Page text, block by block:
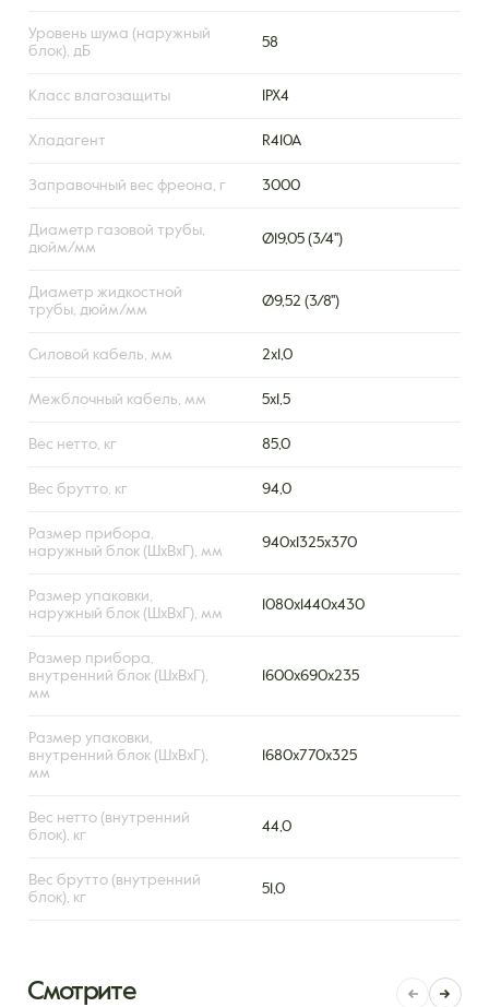
Уровень шума (наружный
блок), дБ
58
Класс влагозащиты IPX4
Хладагент R410A
Заправочный вес фреона, г 3000
Диаметр газовой трубы,
дюйм/мм
Ø19,05 (3/4'')
Диаметр жидкостной
трубы, дюйм/мм
Ø9,52 (3/8'')
Силовой кабель, мм 2х1,0
Межблочный кабель, мм 5х1,5
Вес нетто, кг 85,0
Вес брутто, кг 94,0
Размер прибора,
наружный блок (ШxВxГ), мм
940x1325x370
Размер упаковки,
наружный блок (ШxВxГ), мм
1080x1440x430
Размер прибора,
внутренний блок (ШxВxГ),
мм
1600х690х235
Размер упаковки,
внутренний блок (ШxВxГ),
мм
1680х770х325
Вес нетто (внутренний
блок), кг
44,0
Вес брутто (внутренний
блок), кг
51,0
Смотрите